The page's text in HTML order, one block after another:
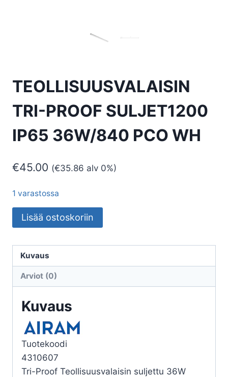
TEOLLISUUSVALAISIN
TRI-PROOF SULJET1200
IP65 36W/840 PCO WH
€45.00 (€35.86 alv 0%)
1 varastossa
TEOLLISUUSVALAISIN
TRI-
SULJET1200
IP65
36W/840
WH
määrä
Lisää ostoskoriin
Kuvaus
Arviot (0)
Kuvaus
Tuotekoodi
4310607
Tri-Proof Teollisuusvalaisin suljettu 36W